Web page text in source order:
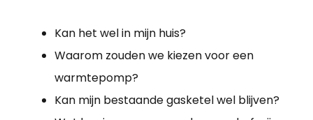
Kan het wel in mijn huis?
Waarom zouden we kiezen voor een
warmtepomp?
Kan mijn bestaande gasketel wel blijven?